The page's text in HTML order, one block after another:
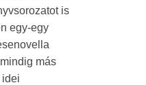
is
egy-egy
más
idei